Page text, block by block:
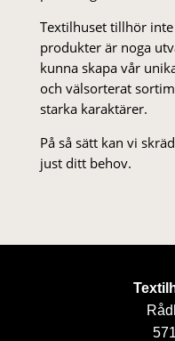
Textilhuset tillhör
produkter är noga
kunna skapa vår
och välsorterat
starka karaktärer.
På så sätt kan vi
just ditt behov.